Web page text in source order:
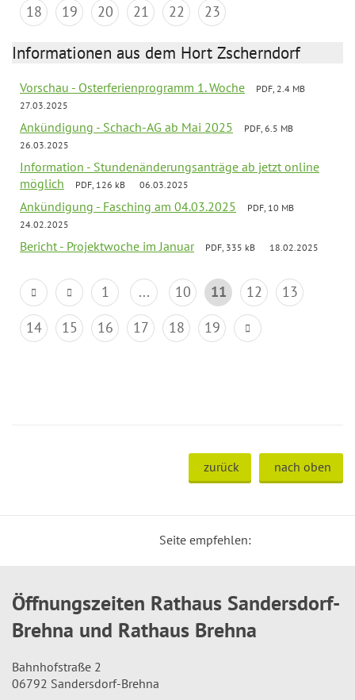
18
19 20 21 22 23
Informationen aus dem Hort Zscherndorf
Vorschau - Osterferienprogramm 1. Woche
PDF, 2.4 MB
27.03.2025
Ankündigung - Schach-AG ab Mai 2025
PDF, 6.5 MB
26.03.2025
Information - Stundenänderungsanträge ab jetzt online
möglich
PDF, 126 kB 06.03.2025
Ankündigung - Fasching am 04.03.2025
PDF, 10 MB
24.02.2025
Bericht - Projektwoche im Januar PDF, 335 kB 18.02.2025
1 ... 10 11 12
13
14
15 16 17 18 19
zurück nach oben
Seite empfehlen:
Öffnungszeiten Rathaus Sandersdorf-
Brehna und Rathaus Brehna
Bahnhofstraße 2
06792 Sandersdorf-Brehna